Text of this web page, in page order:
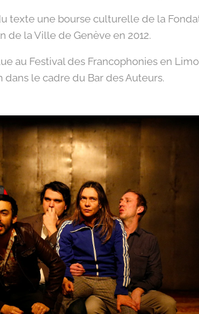
texte une bourse culturelle de la
de la Ville de Genève en 2012.
au Festival des Francophonies en
le cadre du Bar des Auteurs.